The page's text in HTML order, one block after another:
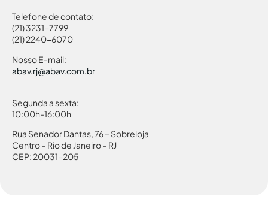
Telefone de contato:
(21) 3231-7799
(21) 2240-6070
Nosso E-mail:
abav.rj@abav.com.br
Segunda a sexta:
10:00h-16:00h
Rua Senador Dantas, 76 – Sobreloja
Centro – Rio de Janeiro – RJ
CEP: 20031-205